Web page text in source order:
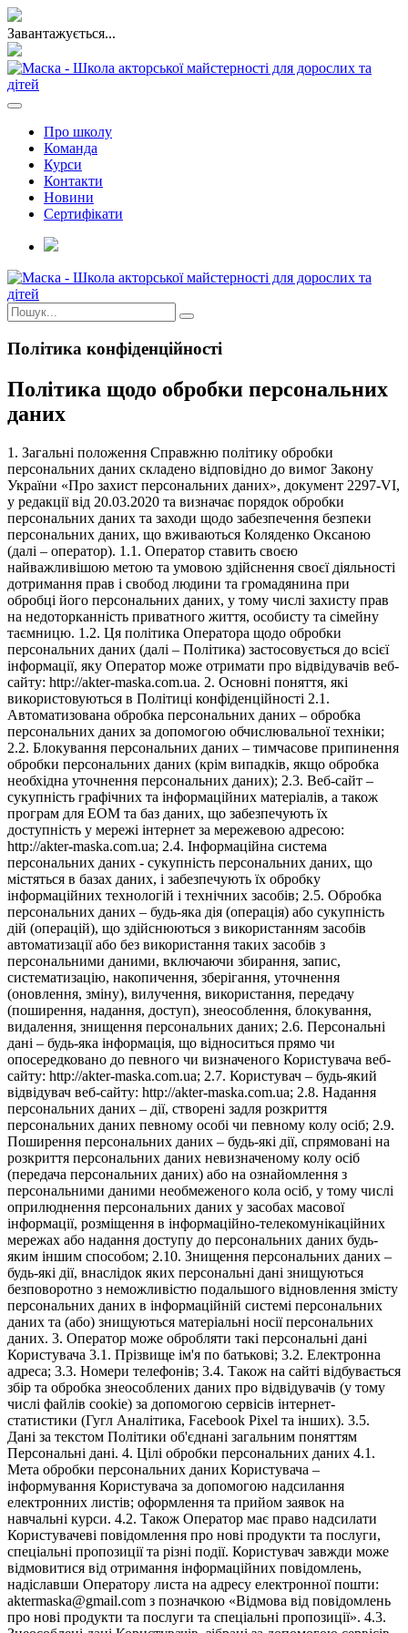
Завантажується...
Про школу
Команда
Курси
Контакти
Новини
Сертифікати
Політика конфіденційності
Політика щодо обробки персональних
даних
1. Загальні положення Справжню політику обробки
персональних даних складено відповідно до вимог Закону
України «Про захист персональних даних», документ 2297-VI,
у редакції від 20.03.2020 та визначає порядок обробки
персональних даних та заходи щодо забезпечення безпеки
персональних даних, що вживаються Коляденко Оксаною
(далі – оператор). 1.1. Оператор ставить своєю
найважливішою метою та умовою здійснення своєї діяльності
дотримання прав і свобод людини та громадянина при
обробці його персональних даних, у тому числі захисту прав
на недоторканність приватного життя, особисту та сімейну
таємницю. 1.2. Ця політика Оператора щодо обробки
персональних даних (далі – Політика) застосовується до всієї
інформації, яку Оператор може отримати про відвідувачів веб-
сайту: http://akter-maska.com.ua. 2. Основні поняття, які
використовуються в Політиці конфіденційності 2.1.
Автоматизована обробка персональних даних – обробка
персональних даних за допомогою обчислювальної техніки;
2.2. Блокування персональних даних – тимчасове припинення
обробки персональних даних (крім випадків, якщо обробка
необхідна уточнення персональних даних); 2.3. Веб-сайт –
сукупність графічних та інформаційних матеріалів, а також
програм для ЕОМ та баз даних, що забезпечують їх
доступність у мережі інтернет за мережевою адресою:
http://akter-maska.com.ua; 2.4. Інформаційна система
персональних даних - сукупність персональних даних, що
містяться в базах даних, і забезпечують їх обробку
інформаційних технологій і технічних засобів; 2.5. Обробка
персональних даних – будь-яка дія (операція) або сукупність
дій (операцій), що здійснюються з використанням засобів
автоматизації або без використання таких засобів з
персональними даними, включаючи збирання, запис,
систематизацію, накопичення, зберігання, уточнення
(оновлення, зміну), вилучення, використання, передачу
(поширення, надання, доступ), знеособлення, блокування,
видалення, знищення персональних даних; 2.6. Персональні
дані – будь-яка інформація, що відноситься прямо чи
опосередковано до певного чи визначеного Користувача веб-
сайту: http://akter-maska.com.ua; 2.7. Користувач – будь-який
відвідувач веб-сайту: http://akter-maska.com.ua; 2.8. Надання
персональних даних – дії, створені задля розкриття
персональних даних певному особі чи певному колу осіб; 2.9.
Поширення персональних даних – будь-які дії, спрямовані на
розкриття персональних даних невизначеному колу осіб
(передача персональних даних) або на ознайомлення з
персональними даними необмеженого кола осіб, у тому числі
оприлюднення персональних даних у засобах масової
інформації, розміщення в інформаційно-телекомунікаційних
мережах або надання доступу до персональних даних будь-
яким іншим способом; 2.10. Знищення персональних даних –
будь-які дії, внаслідок яких персональні дані знищуються
безповоротно з неможливістю подальшого відновлення змісту
персональних даних в інформаційній системі персональних
даних та (або) знищуються матеріальні носії персональних
даних. 3. Оператор може обробляти такі персональні дані
Користувача 3.1. Прізвище ім'я по батькові; 3.2. Електронна
адреса; 3.3. Номери телефонів; 3.4. Також на сайті відбувається
збір та обробка знеособлених даних про відвідувачів (у тому
числі файлів cookie) за допомогою сервісів інтернет-
статистики (Гугл Аналітика, Facebook Pixel та інших). 3.5.
Дані за текстом Політики об'єднані загальним поняттям
Персональні дані. 4. Цілі обробки персональних даних 4.1.
Мета обробки персональних даних Користувача –
інформування Користувача за допомогою надсилання
електронних листів; оформлення та прийом заявок на
навчальні курси. 4.2. Також Оператор має право надсилати
Користувачеві повідомлення про нові продукти та послуги,
спеціальні пропозиції та різні події. Користувач завжди може
відмовитися від отримання інформаційних повідомлень,
надіславши Оператору листа на адресу електронної пошти:
aktermaska@gmail.com з позначкою «Відмова від повідомлень
про нові продукти та послуги та спеціальні пропозиції». 4.3.